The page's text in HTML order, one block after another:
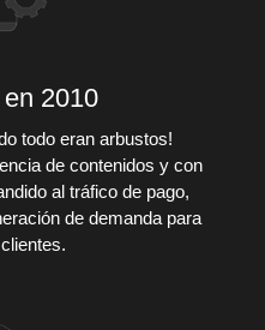
2010
todo eran arbustos!
de contenidos y con
al tráfico de pago,
de demanda para